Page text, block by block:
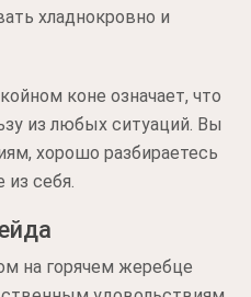
хладнокровно и
коне означает, что
из любых ситуаций. Вы
хорошо разбираетесь
себя.
на горячем жеребце